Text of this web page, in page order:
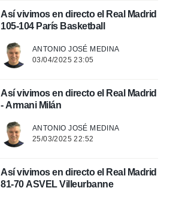
Así vivimos en directo el Real Madrid
105-104 París Basketball
ANTONIO JOSÉ MEDINA
03/04/2025 23:05
Así vivimos en directo el Real Madrid
- Armani Milán
ANTONIO JOSÉ MEDINA
25/03/2025 22:52
Así vivimos en directo el Real Madrid
81-70 ASVEL Villeurbanne